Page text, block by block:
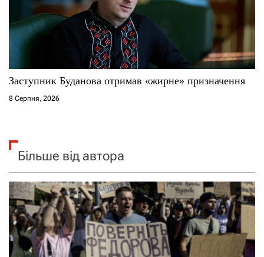
Заступник Буданова отримав «жирне» призначення
8 Серпня, 2026
Більше від автора